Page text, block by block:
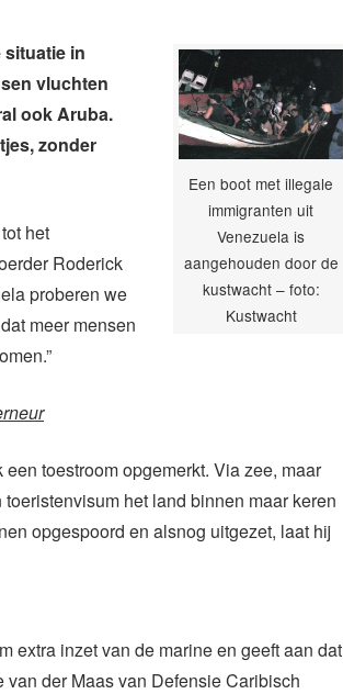
Een boot met illegale
immigranten uit
Venezuela is
aangehouden door de
kustwacht – foto:
Kustwacht
situatie in
vluchten
ook Aruba.
zonder
het
Roderick
proberen we
meer mensen
toestroom opgemerkt. Via zee, maar
het land binnen maar keren
opgespoord en alsnog uitgezet, laat hij
extra inzet van de marine en geeft aan dat
der Maas van Defensie Caribisch